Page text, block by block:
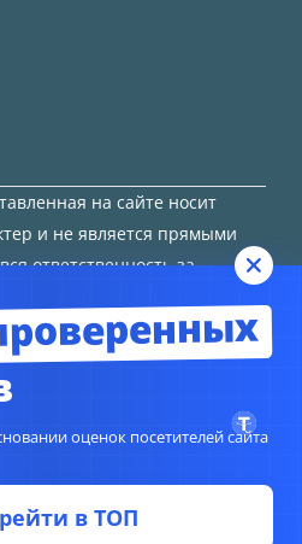
на сайте носит
и не является прямыми
ответственность за
TORFOREX.COM
оценок посетителей сайта
в ТОП